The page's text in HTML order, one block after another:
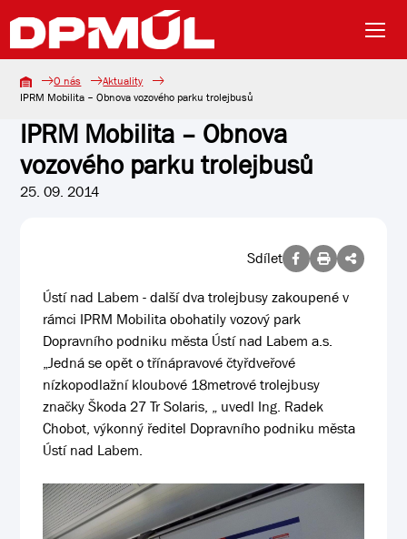
O nás
Aktuality
IPRM Mobilita – Obnova vozového parku trolejbusů
IPRM Mobilita – Obnova
vozového parku trolejbusů
25. 09. 2014
Sdílet
Ústí nad Labem - další dva trolejbusy zakoupené v
rámci IPRM Mobilita obohatily vozový park
Dopravního podniku města Ústí nad Labem a.s.
„Jedná se opět o třínápravové čtyřdveřové
nízkopodlažní kloubové 18metrové trolejbusy
značky Škoda 27 Tr Solaris, „ uvedl Ing. Radek
Chobot, výkonný ředitel Dopravního podniku města
Ústí nad Labem.